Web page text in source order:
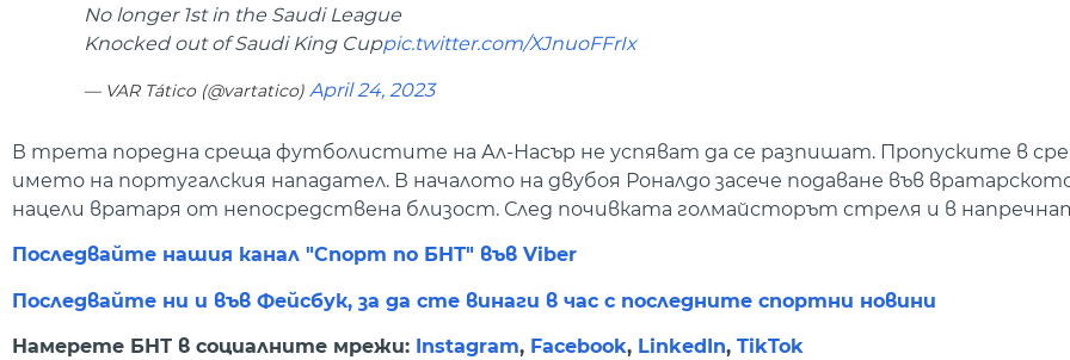
No longer 1st in the Saudi League
Knocked out of Saudi King Cuppic.twitter.com/XJnuoFFrIx
— VAR Tático (@vartatico) April 24, 2023
В трета поредна среща футболистите на Ал-Насър не успяват да се разпишат. Пропуските в
името на португалския нападател. В началото на двубоя Роналдо засече подаване във
нацели вратаря от непосредствена близост. След почивката голмайсторът стреля и в
Последвайте нашия канал "Спорт по БНТ" във Viber
Последвайте ни и във Фейсбук, за да сте винаги в час с последните спортни новини
Намерете БНТ в социалните мрежи: Instagram, Facebook, LinkedIn, TikTok